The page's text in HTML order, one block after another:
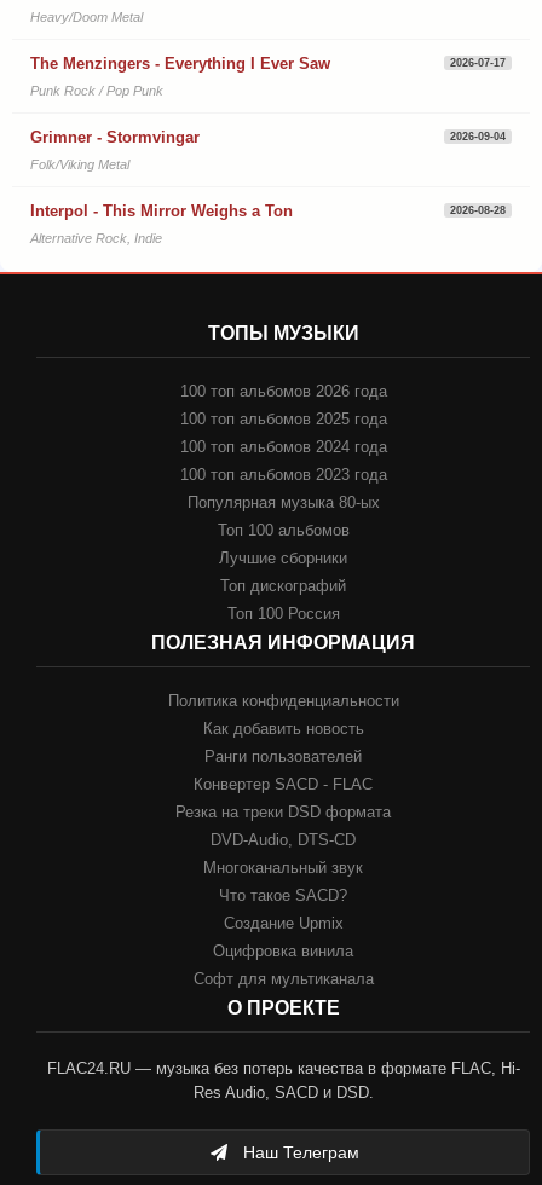
Heavy/Doom Metal
The Menzingers - Everything I Ever Saw 2026-07-17
Punk Rock / Pop Punk
Grimner - Stormvingar 2026-09-04
Folk/Viking Metal
Interpol - This Mirror Weighs a Ton 2026-08-28
Alternative Rock, Indie
ТОПЫ МУЗЫКИ
100 топ альбомов 2026 года
100 топ альбомов 2025 года
100 топ альбомов 2024 года
100 топ альбомов 2023 года
Популярная музыка 80-ых
Топ 100 альбомов
Лучшие сборники
Топ дискографий
Топ 100 Россия
ПОЛЕЗНАЯ ИНФОРМАЦИЯ
Политика конфиденциальности
Как добавить новость
Ранги пользователей
Конвертер SACD - FLAC
Резка на треки DSD формата
DVD-Audio, DTS-CD
Многоканальный звук
Что такое SACD?
Создание Upmix
Оцифровка винила
Софт для мультиканала
О ПРОЕКТЕ
FLAC24.RU — музыка без потерь качества в формате FLAC, Hi-
Res Audio, SACD и DSD.
Наш Телеграм